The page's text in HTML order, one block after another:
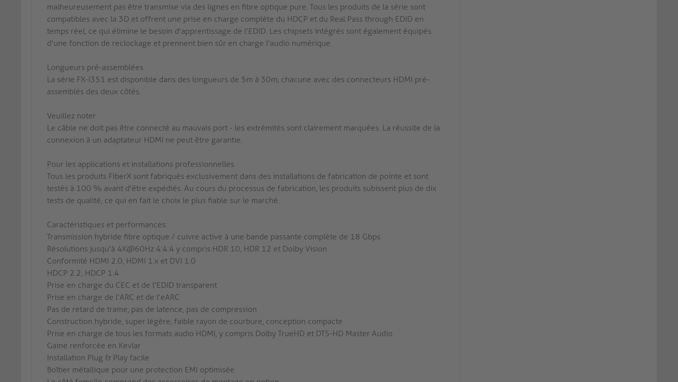
malheureusement pas être transmise via des lignes en fibre optique pure. Tous les produits de la série sont
compatibles avec la 3D et offrent une prise en charge complète du HDCP et du Real Pass through EDID en
temps réel, ce qui élimine le besoin d'apprentissage de l'EDID. Les chipsets intégrés sont également équipés
d'une fonction de reclockage et prennent bien sûr en charge l'audio numérique.
Longueurs pré-assemblées
La série FX-I351 est disponible dans des longueurs de 5m à 30m, chacune avec des connecteurs HDMI pré-
assemblés des deux côtés.
Veuillez noter
Le câble ne doit pas être connecté au mauvais port - les extrémités sont clairement marquées. La réussite de la
connexion à un adaptateur HDMI ne peut être garantie.
Pour les applications et installations professionnelles
Tous les produits FiberX sont fabriqués exclusivement dans des installations de fabrication de pointe et sont
testés à 100 % avant d'être expédiés. Au cours du processus de fabrication, les produits subissent plus de dix
tests de qualité, ce qui en fait le choix le plus fiable sur le marché.
Caractéristiques et performances:
Transmission hybride fibre optique / cuivre active à une bande passante complète de 18 Gbps
Résolutions jusqu'à 4K@60Hz 4:4:4 y compris HDR 10, HDR 12 et Dolby Vision
Conformité HDMI 2.0, HDMI 1.x et DVI 1.0
HDCP 2.2, HDCP 1.4
Prise en charge du CEC et de l'EDID transparent
Prise en charge de l'ARC et de l'eARC
Pas de retard de trame, pas de latence, pas de compression
Construction hybride, super légère, faible rayon de courbure, conception compacte
Prise en charge de tous les formats audio HDMI, y compris Dolby TrueHD et DTS-HD Master Audio
Gaine renforcée en Kevlar
Installation Plug & Play facile
Boîtier métallique pour une protection EMI optimisée